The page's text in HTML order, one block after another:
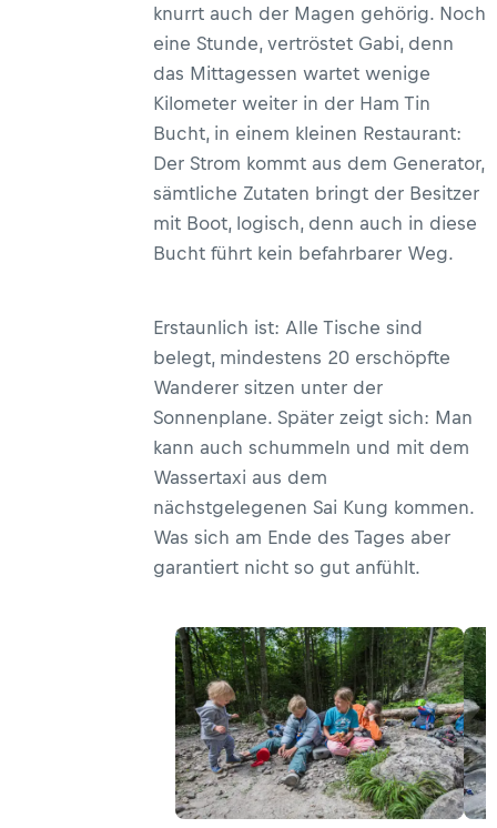
knurrt auch der Magen gehörig. Noch
eine Stunde, vertröstet Gabi, denn
das Mittagessen wartet wenige
Kilometer weiter in der Ham Tin
Bucht, in einem kleinen Restaurant:
Der Strom kommt aus dem Generator,
sämtliche Zutaten bringt der Besitzer
mit Boot, logisch, denn auch in diese
Bucht führt kein befahrbarer Weg.
Erstaunlich ist: Alle Tische sind
belegt, mindestens 20 erschöpfte
Wanderer sitzen unter der
Sonnenplane. Später zeigt sich: Man
kann auch schummeln und mit dem
Wassertaxi aus dem
nächstgelegenen Sai Kung kommen.
Was sich am Ende des Tages aber
garantiert nicht so gut anfühlt.